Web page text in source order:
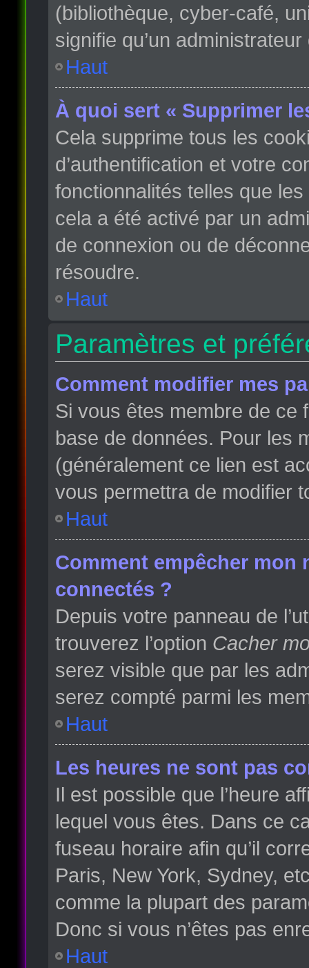
(bibliothèque, cyber-café,
signifie qu’un
Haut
À quoi sert « Supprimer
Cela supprime tous les
d’authentification et votre
fonctionnalités telles que
cela a été activé par un
de connexion ou de
résoudre.
Haut
Paramètres et
Comment modifier mes
Si vous êtes membre de ce
base de données. Pour les
(généralement ce lien est
vous permettra de modifier
Haut
Comment empêcher mon
connectés ?
Depuis votre panneau de
trouverez l’option Cacher
serez visible que par les
serez compté parmi les
Haut
Les heures ne sont pas
Il est possible que l’heure
lequel vous êtes. Dans ce
fuseau horaire afin qu’il
Paris, New York, Sydney,
comme la plupart des
Donc si vous n’êtes pas
Haut